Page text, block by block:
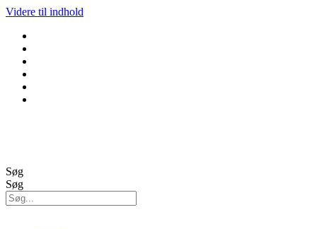
Videre til indhold
Søg
Søg